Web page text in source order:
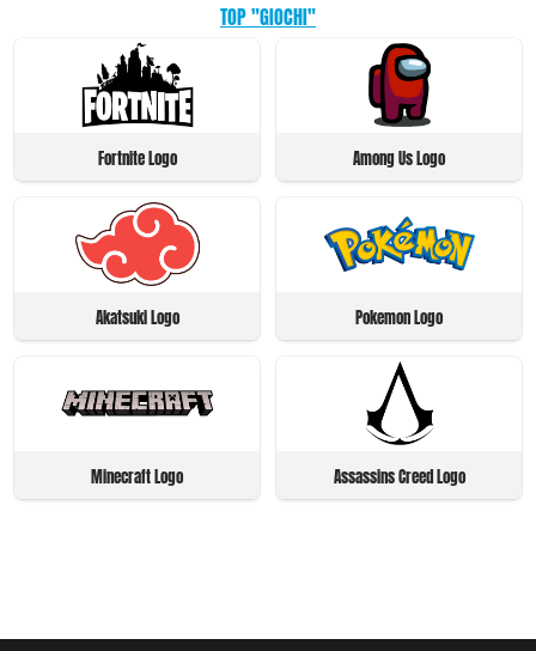
TOP "GIOCHI"
Fortnite Logo Among Us Logo
Akatsuki Logo Pokemon Logo
Minecraft Logo Assassins Creed Logo